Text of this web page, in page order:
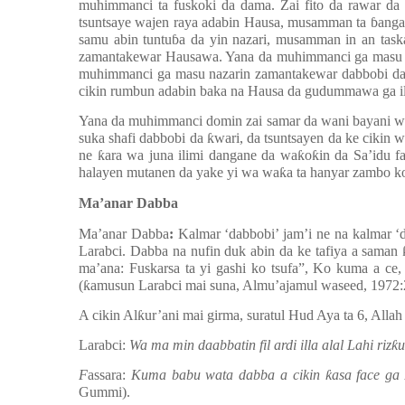
muhimmanci ta fuskoki da dama. Zai fito da rawar da
tsuntsaye wajen raya adabin Hausa, musamman ta ɓ
samu abin tuntuɓa da yin nazari, musamman in an
zamantakewar Hausawa. Yana da muhimmanci ga
muhimmanci ga masu nazarin zamantakewar dabbobi
cikin rumbun adabin baka na Hausa da gudummawa ga
Yana da muhimmanci domin zai samar da wani bayani
suka shafi dabbobi da ƙwari, da tsuntsayen da ke cikin
ne ƙara wa juna ilimi dangane da waƙoƙin da Sa’idu
halayen mutanen da yake yi wa waƙa ta hanyar zambo
Ma’anar Dabba
Ma’anar Dabba: Kalmar ‘dabbobi’ jam’i ne na kalmar
Larabci. Dabba na nufin duk abin da ke tafiya a saman
ma’ana: Fuskarsa ta yi gashi ko tsufa”, Ko kuma a
(ƙamusun Larabci mai suna, Almu’ajamul waseed,
A cikin Alƙur’ani mai girma, suratul Hud Aya ta 6,
Larabci: Wa ma min daabbatin fil ardi illa alal Lahi rizƙ
Fassara: Kuma babu wata dabba a cikin ƙasa face
Gummi).